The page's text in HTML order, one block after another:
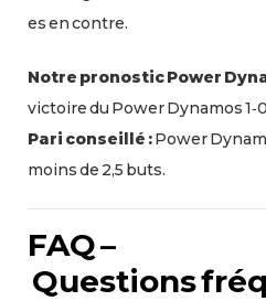
es en contre.
Notre pronostic Power
victoire du Power Dynamos
Pari conseillé :Power
moins de 2,5 buts.
FAQ –
Questions